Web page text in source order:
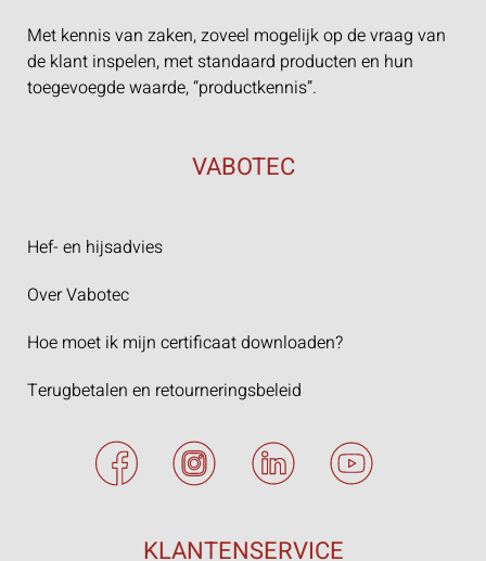
Met kennis van zaken, zoveel mogelijk op de vraag van
de klant inspelen, met standaard producten en hun
toegevoegde waarde, “productkennis”.
VABOTEC
Hef- en hijsadvies
Over Vabotec
Hoe moet ik mijn certificaat downloaden?
Terugbetalen en retourneringsbeleid
KLANTENSERVICE